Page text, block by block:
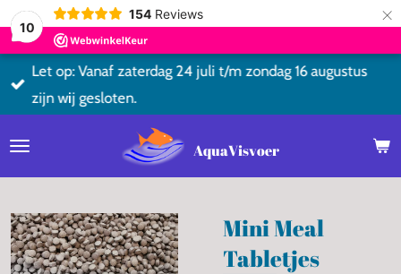
10
154 Reviews ×
AquaVisvoer
Let op: Vanaf zaterdag 24 juli t/m zondag 16 augustus
zijn wij gesloten.
Mini Meal
Tabletjes